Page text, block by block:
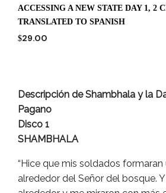
ACCESSING A NEW STATE DAY 1, 2
TRANSLATED TO SPANISH
$29.00
Descripción de Shambhala y la
Pagano
Disco 1
SHAMBHALA
“Hice que mis soldados formaran
alrededor del Señor del bosque.